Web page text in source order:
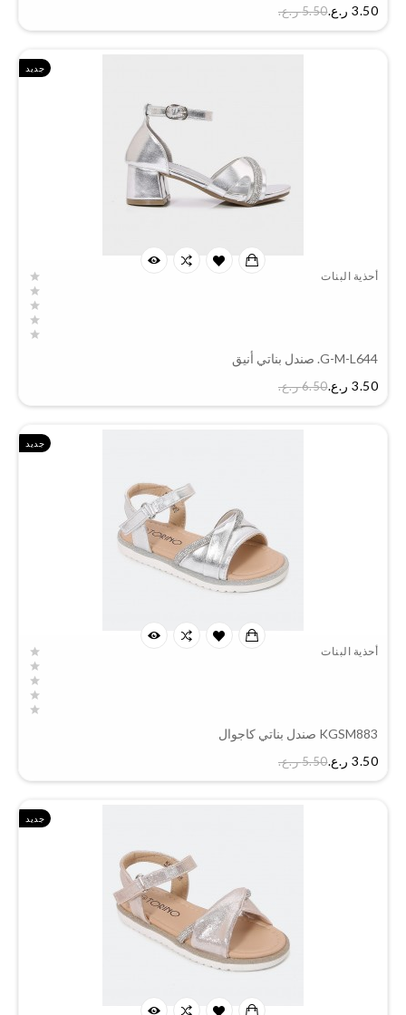
3.50 ر.ع.‏
5.50 ر.ع.‏
جديد
أحذية البنات
G-M-L644. صندل بناتي أنيق
3.50 ر.ع.‏
6.50 ر.ع.‏
جديد
أحذية البنات
KGSM883 صندل بناتي كاجوال
3.50 ر.ع.‏
5.50 ر.ع.‏
جديد